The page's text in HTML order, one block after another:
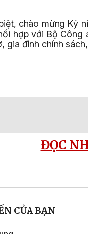
chào mừng Kỷ
hợp với Bộ Công
gia đình chính
ĐỌC
CỦA BẠN